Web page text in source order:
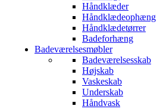
Håndklæder
Håndklædeophæng
Håndklædetørrer
Badeforhæng
Badeværelsesmøbler
Badeværelsesskab
Højskab
Vaskeskab
Underskab
Håndvask